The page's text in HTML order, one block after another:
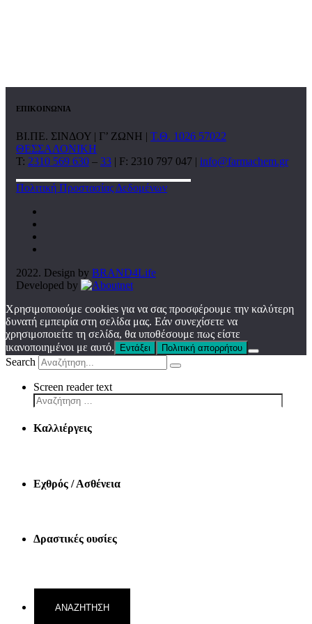
ΕΠΙΚΟΙΝΩΝΙΑ
ΒΙ.ΠΕ. ΣΙΝΔΟΥ | Γ’ ΖΩΝΗ | Τ.Θ. 1026 57022
ΘΕΣΣΑΛΟΝΙΚΗ
T: 2310 569 630 – 33 | F: 2310 797 047 | info@farmachem.gr
Πολιτική Προστασίας Δεδομένων
2022. Design by BRAND4Life
Developed by
Χρησιμοποιούμε cookies για να σας προσφέρουμε την καλύτερη
δυνατή εμπειρία στη σελίδα μας. Εάν συνεχίσετε να
χρησιμοποιείτε τη σελίδα, θα υποθέσουμε πως είστε
ικανοποιημένοι με αυτό.
Εντάξει Πολιτική απορρήτου
Search
Screen reader text
Καλλιέργεις
Εχθρός / Ασθένεια
Δραστικές ουσίες